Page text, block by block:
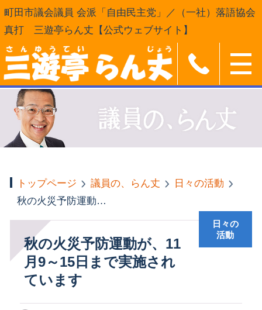
町田市議会議員 会派「自由民主党」／（一社）落語協会
真打 三遊亭らん丈【公式ウェブサイト】
トップページ 議員の、らん丈
日々の活動
秋の火災予防運動が、11月9～15日まで実施されています
秋の火災予防運動が、11
月9～15日まで実施され
ています
日々の
活動